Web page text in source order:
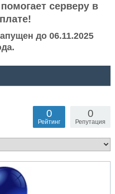
серверу в
до 06.11.2025
0
Репутация
0
Рейтинг